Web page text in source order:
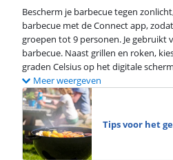
Bescherm je barbecue tegen
barbecue met de Connect app,
groepen tot 9 personen. Je gebruikt
barbecue. Naast grillen en roken,
graden Celsius op het digitale
Meer weergeven
Tips voor het